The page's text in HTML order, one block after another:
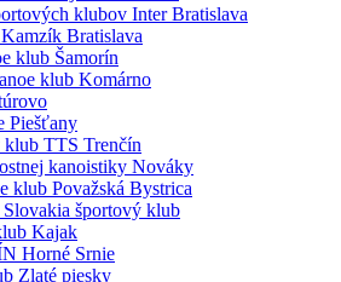
klubov Inter Bratislava
Bratislava
klub Šamorín
klub Komárno
Piešťany
TTS Trenčín
kanoistiky Nováky
klub Považská Bystrica
športový klub
Kajak
Horné Srnie
Zlaté piesky